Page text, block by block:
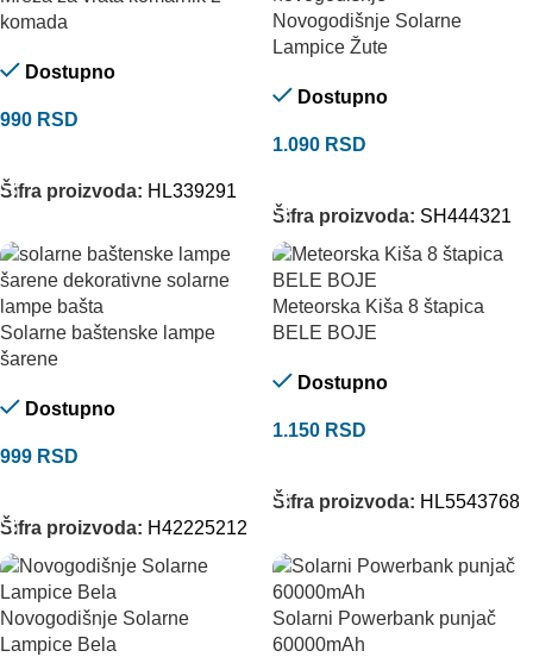
komada
Dostupno
990 RSD
Šifra proizvoda: HL339291
Novogodišnje Solarne
Lampice Žute
Dostupno
1.090 RSD
Šifra proizvoda: SH444321
Solarne baštenske lampe
šarene
Dostupno
999 RSD
Šifra proizvoda: H42225212
Meteorska Kiša 8 štapica
BELE BOJE
Dostupno
1.150 RSD
Šifra proizvoda: HL5543768
Novogodišnje Solarne
Lampice Bela
Solarni Powerbank punjač
60000mAh